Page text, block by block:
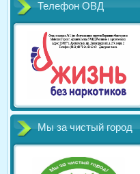
Телефон ОВД
Мы за чистый город